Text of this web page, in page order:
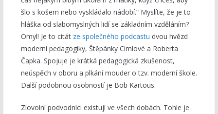
šlo s košem nebo vyskládalo nádobí.“ Myslíte, že je to
hláška od slabomyslných lidí se základním vzděláním?
Omyl! Je to citát ze společného podcastu dvou hvězd
moderní pedagogiky, Štěpánky Cimlové a Roberta
Čapka. Spojuje je krátká pedagogická zkušenost,
neúspěch v oboru a plkání mouder o tzv. moderní škole.
Další podobnou osobností je Bob Kartous.
Zlovolní podvodníci existují ve všech dobách. Tohle je